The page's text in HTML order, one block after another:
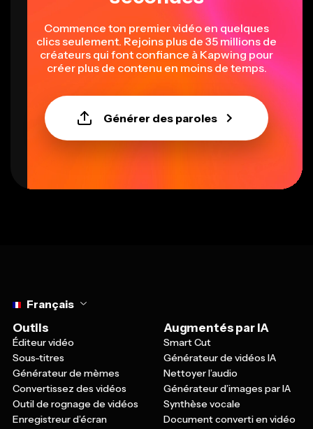
Commence ton premier vidéo en quelques
clics seulement. Rejoins plus de 35 millions de
créateurs qui font confiance à Kapwing pour
créer plus de contenu en moins de temps.
Générer des paroles
Français
Outils
Éditeur vidéo
Sous-titres
Générateur de mèmes
Convertissez des vidéos
Outil de rognage de vidéos
Enregistreur d’écran
Augmentés par IA
Smart Cut
Générateur de vidéos IA
Nettoyer l’audio
Générateur d’images par IA
Synthèse vocale
Document converti en vidéo